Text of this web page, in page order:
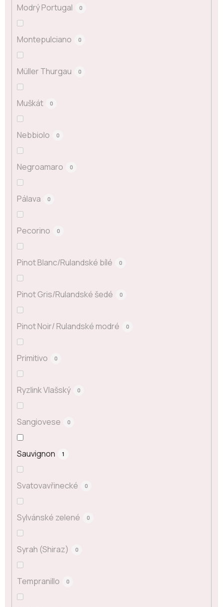
Modrý Portugal 0
Montepulciano 0
Müller Thurgau 0
Muškát 0
Nebbiolo 0
Negroamaro 0
Pálava 0
Pecorino 0
Pinot Blanc/Rulandské bílé 0
Pinot Gris/Rulandské šedé 0
Pinot Noir/ Rulandské modré 0
Primitivo 0
Ryzlink Vlašský 0
Sangiovese 0
Sauvignon 1
Svatovavřinecké 0
Sylvánské zelené 0
Syrah (Shiraz) 0
Tempranillo 0